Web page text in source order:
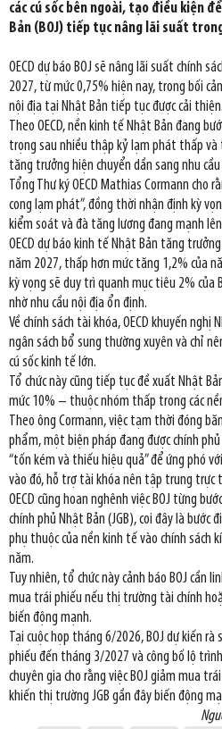
các cú sốc bên ngoài, tạo điều kiện
Bản (BOJ) tiếp tục nâng lãi suất
OECD dự báo BOJ sẽ nâng lãi suất chính
2027, từ mức 0,75% hiện nay, trong bối
nội địa tại Nhật Bản tiếp tục được cải thiện.
Theo OECD, nền kinh tế Nhật Bản đang
trọng sau nhiều thập kỷ lạm phát thấp
tăng trưởng hiện chuyển dần sang nhu
Tổng Thư ký OECD Mathias Cormann cho
cong lạm phát”, đồng thời nhận định kỳ
kiểm soát và đà tăng lương đang mạnh
OECD dự báo kinh tế Nhật Bản tăng
năm 2027, thấp hơn mức tăng 1,2% của
kỳ vọng sẽ duy trì quanh mục tiêu 2% của
nhờ nhu cầu nội địa ổn định.
Về chính sách tài khóa, OECD khuyến nghị
ngân sách bổ sung thường xuyên và chỉ
cú sốc kinh tế lớn.
Tổ chức này cũng tiếp tục đề xuất Nhật
mức 10% – thuộc nhóm thấp trong các
Theo ông Cormann, việc tạm thời đóng
phẩm, một biện pháp đang được chính
“tốn kém và thiếu hiệu quả” để ứng phó
vào đó, hỗ trợ tài khóa nên tập trung trực
OECD cũng hoan nghênh việc BOJ từng
chính phủ Nhật Bản (JGB), coi đây là bước
phụ thuộc của nền kinh tế vào chính sách
năm.
Tuy nhiên, tổ chức này cảnh báo BOJ cần
mua trái phiếu nếu thị trường tài chính
biến động mạnh.
Tại cuộc họp tháng 6/2026, BOJ dự kiến
phiếu đến tháng 3/2027 và công bố lộ
chuyên gia cho rằng việc BOJ giảm mua
khiến thị trường JGB gần đây biến động